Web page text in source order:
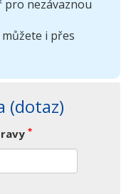
nezávaznou
i přes
(dotaz)
*